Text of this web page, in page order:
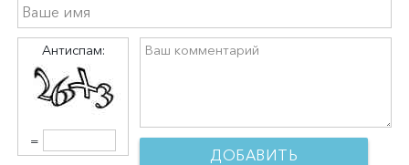
Антиспам:
=
ДОБАВИТЬ